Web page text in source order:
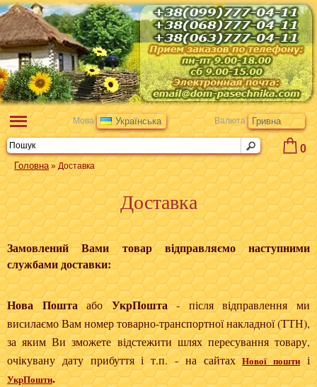
0
Мова Українська Валюта Гривна
Головна» Доставка
Доставка
Замовлений Вами товар відправляємо наступними
службами доставки:
Нова Поштаабо УкрПошта- після відправлення ми
висилаємо Вам номер товарно-транспортної накладної (ТТН),
за яким Ви зможете відстежити шлях пересування товару,
очікувану дату прибуття і т.п. - на сайтахНової пошти і
УкрПошти.